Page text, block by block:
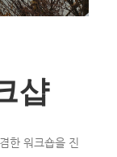
샵
한 워크숍을 진